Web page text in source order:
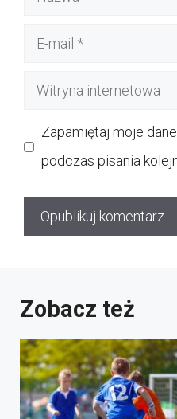
Witryna
Zapamiętaj moje
podczas pisania
Zobacz też